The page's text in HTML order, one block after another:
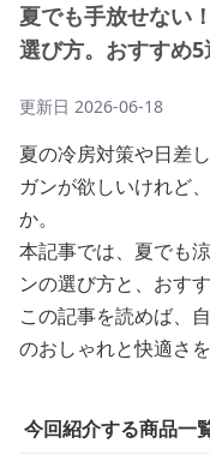
夏でも手放せない
選び方。おすすめ5
更新日 2026-06-18
夏の冷房対策や日差
ガンが欲しいけれど
か。
本記事では、夏でも
ンの選び方と、おす
この記事を読めば、
のおしゃれと快適さ
今回紹介する商品一